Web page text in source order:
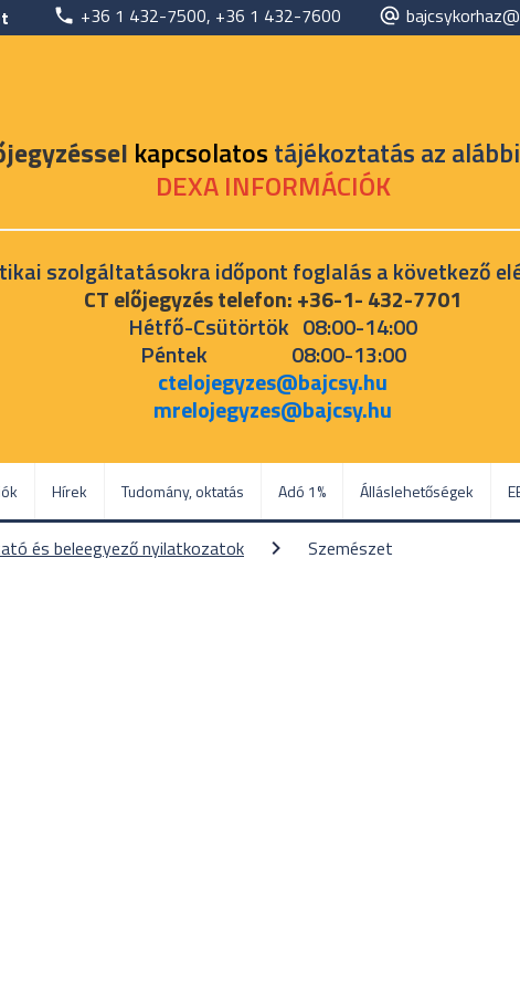
+36 1 432-7500, +36 1 432-7600
kapcsolatostájékoztatás az
DEXA INFORMÁCIÓK
szolgáltatásokra időpont foglalás a következő
CT előjegyzés telefon: +36-1- 432-7701
Hétfő-Csütörtök 08:00-14:00
Péntek 08:00-13:00
ctelojegyzes@bajcsy.hu
mrelojegyzes@bajcsy.hu
Hírek Tudomány, oktatás Adó 1% Álláslehetőségek
és beleegyező nyilatkozatok Szemészet